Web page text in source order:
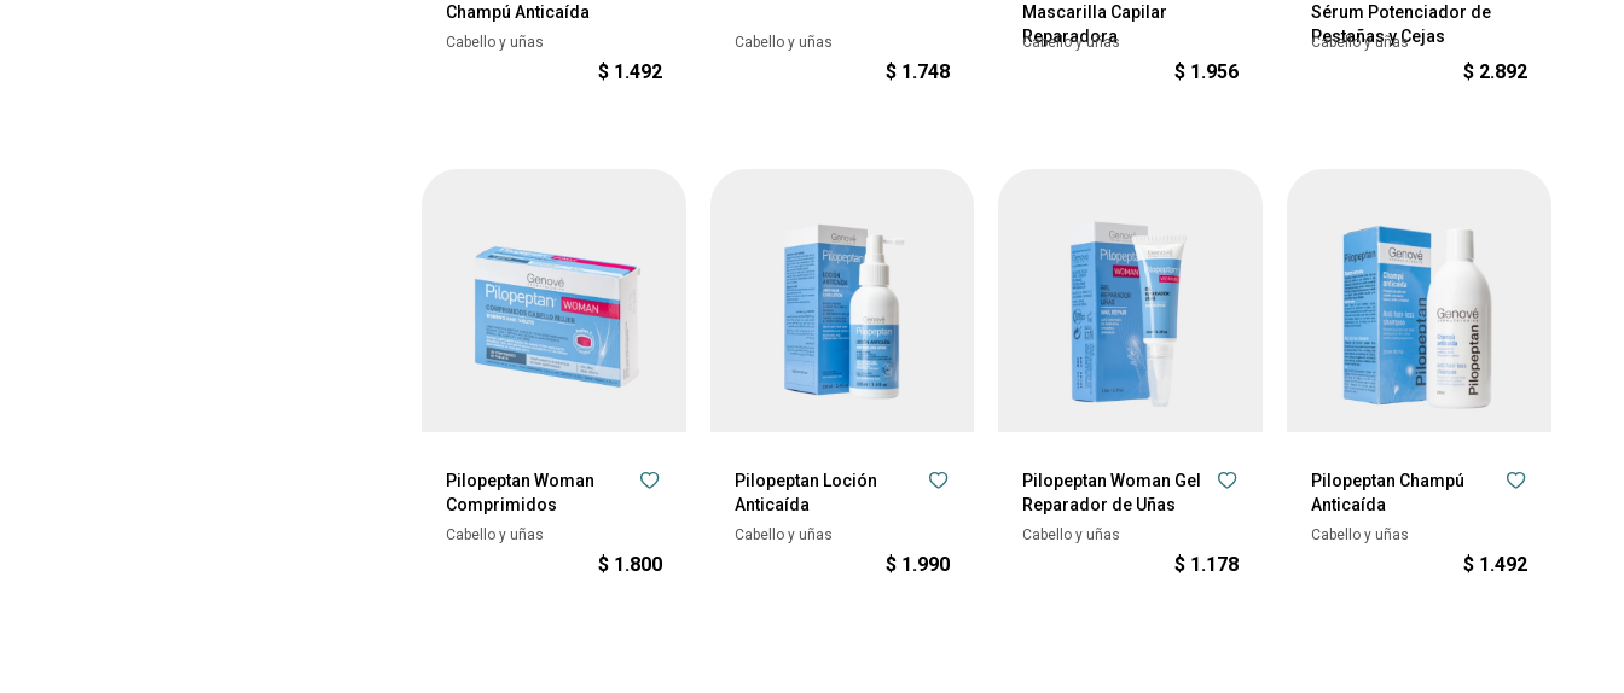
Champú Anticaída
Cabello y uñas
$ 1.492
Cabello y uñas
$ 1.748
Mascarilla Capilar
Reparadora
Cabello y uñas
$ 1.956
Sérum Potenciador de
Pestañas y Cejas
Cabello y uñas
$ 2.892
Pilopeptan Woman
Comprimidos
Cabello y uñas
$ 1.800
Pilopeptan Loción
Anticaída
Cabello y uñas
$ 1.990
Pilopeptan Woman Gel
Reparador de Uñas
Cabello y uñas
$ 1.178
Pilopeptan Champú
Anticaída
Cabello y uñas
$ 1.492